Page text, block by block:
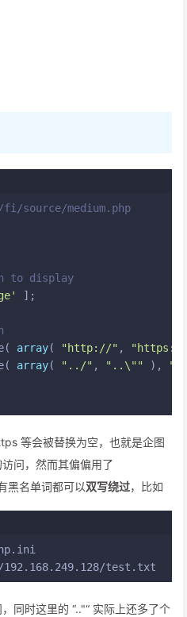
medium.php
to display
];
array( "http://" ,
array( "../" , "..\"" ), ""
等会被替换为空，也就是企图
问，然而其偏偏用了
黑名单词都可以双写绕过，比如
test.txt
同时这里的 “.."“ 实际上还多了个